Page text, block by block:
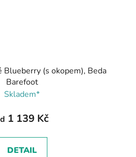
Blueberry (s okopem), Beda
Barefoot
Skladem*
1 139 Kč
DETAIL